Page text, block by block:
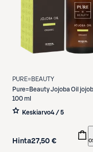
PURE=BEAUTY
Pure=BeautyJojoba Oil
100 ml
Keskiarvo4 / 5
Hinta27,50 €